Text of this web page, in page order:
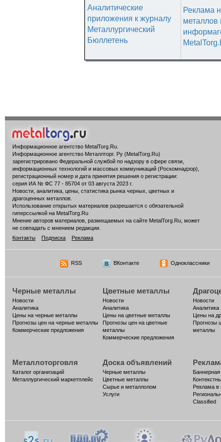
Аналитические
приложения к журналу
Металлургический
Бюллетень
Реклама
металлов
Информационное агентство MetalTorg.Ru
Информационное агентство Металлторг. Ру (MetalTorg.Ru)
зарегистрировано Федеральной службой по надзору в сфере связи,
информационных технологий и массовых коммуникаций (Роскомнадзор),
регистрационный номер и дата принятия решения о регистрации:
серия ИА № ФС 77 - 85704 от 03 августа 2023 г.
Новости, аналитика, цены, статистика рынка черных, цветных и
драгоценных металлов.
Использование открытых материалов разрешается с обязательной
гиперссылкой на MetalTorg.Ru
Мнение авторов материалов, размещаемых на сайте MetalTorg.Ru, может
не совпадать с мнением редакции.
Контакты
Подписка Реклама
RSS ВКонтакте Одноклассники
Черные металлы
Новости
Аналитика
Цены на черные металлы
Прогнозы цен на черные металлы
Коммерческие предложения
Цветные металлы
Новости
Аналитика
Цены на цветные металлы
Прогнозы цен на цветные
металлы
Коммерческие предложения
Новости
Аналитика
Цены на
Прогнозы
металлы
Металлоторговля
Каталог организаций
Металлургический маркетплейс
Доска объявлений
Черные металлы
Цветные металлы
Сырье и металлолом
Услуги
Реклама в
Classified